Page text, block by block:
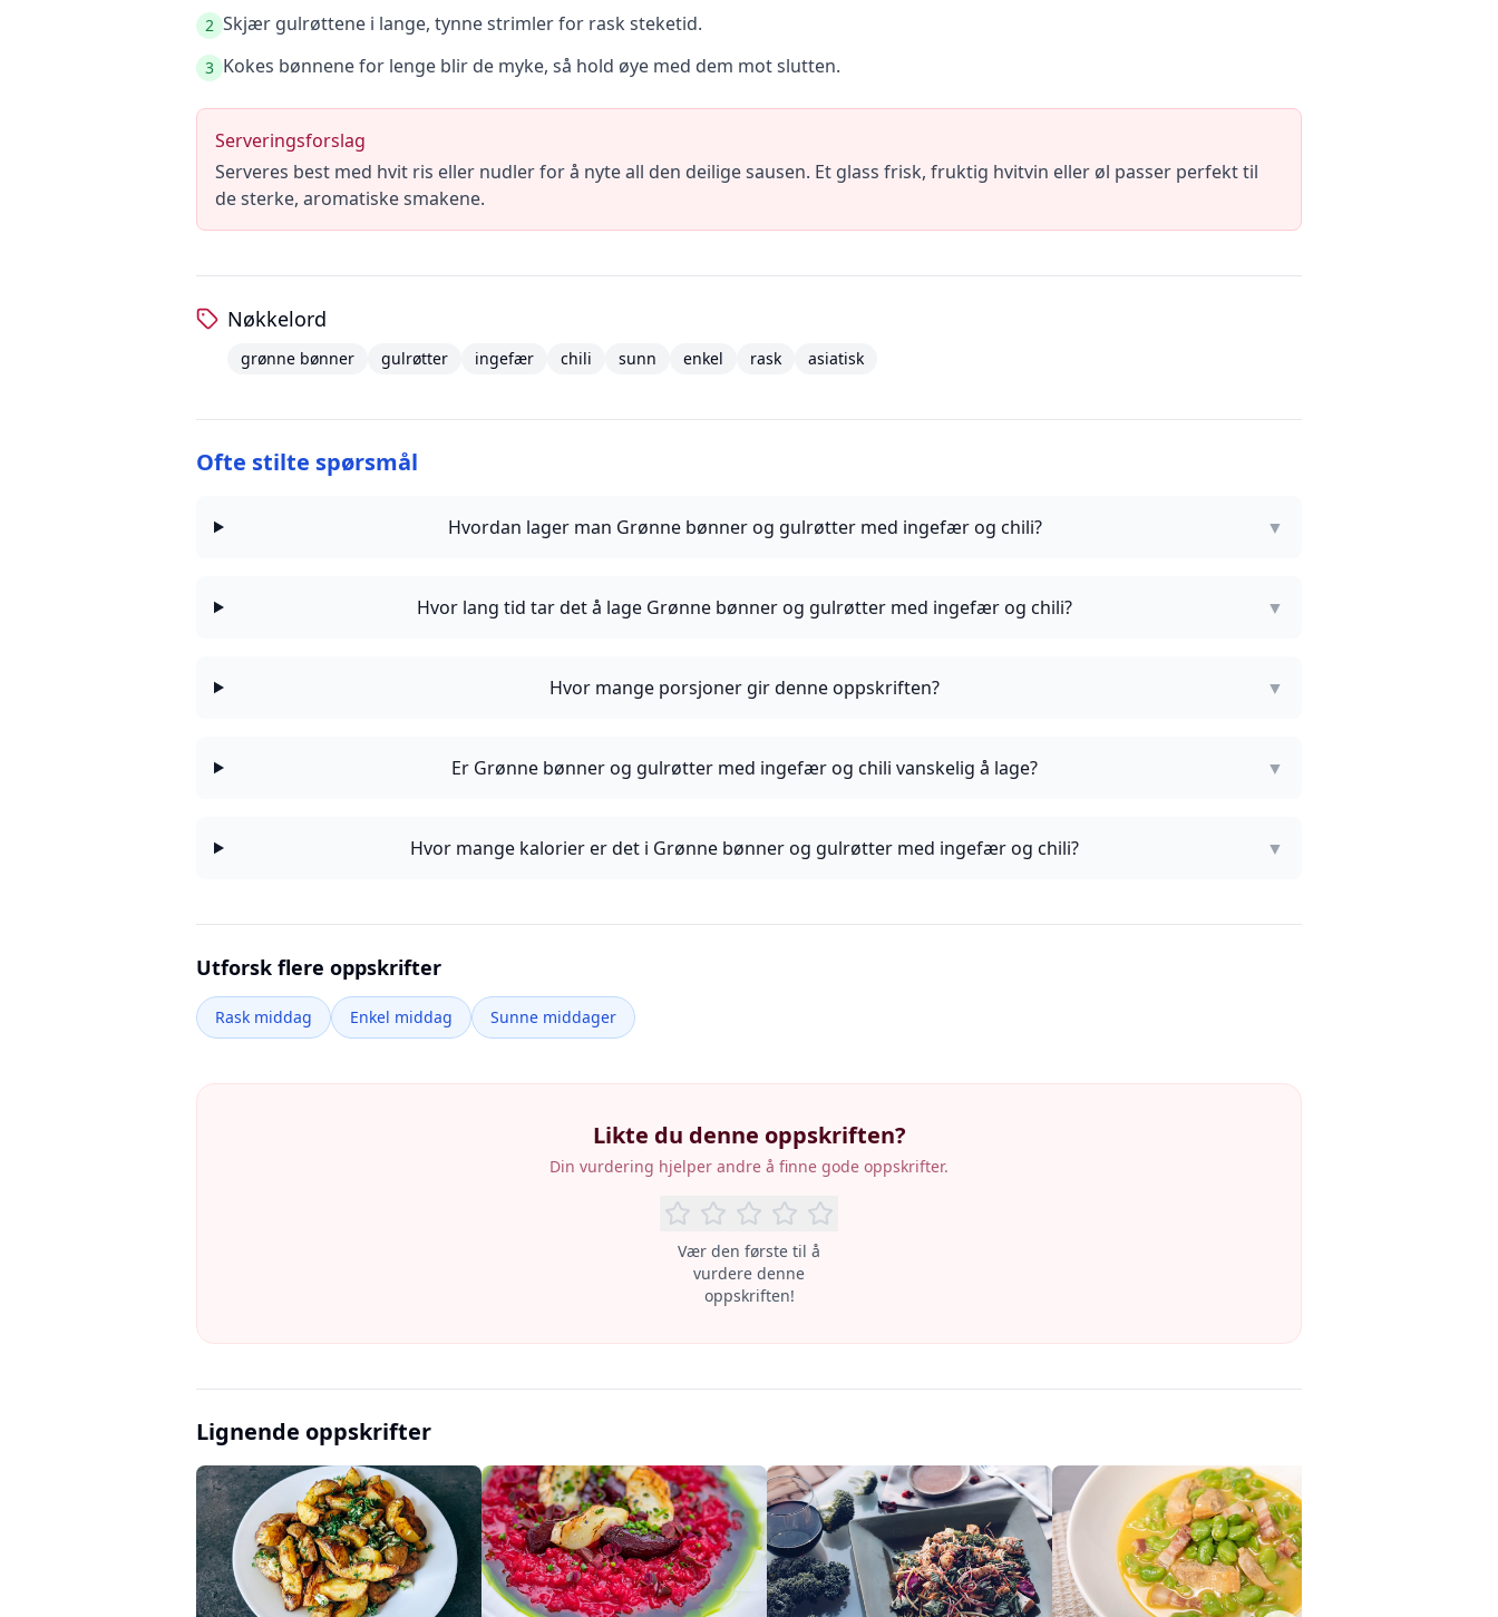
2 Skjær gulrøttene i lange, tynne strimler for rask steketid.
3 Kokes bønnene for lenge blir de myke, så hold øye med dem mot slutten.
Serveringsforslag
Serveres best med hvit ris eller nudler for å nyte all den deilige sausen. Et glass frisk, fruktig hvitvin eller øl passer perfekt til
de sterke, aromatiske smakene.
Nøkkelord
grønne bønner gulrøtter ingefær chili sunn enkel rask asiatisk
Ofte stilte spørsmål
Hvordan lager man Grønne bønner og gulrøtter med ingefær og chili? ▼
Hvor lang tid tar det å lage Grønne bønner og gulrøtter med ingefær og chili? ▼
Hvor mange porsjoner gir denne oppskriften? ▼
Er Grønne bønner og gulrøtter med ingefær og chili vanskelig å lage? ▼
Hvor mange kalorier er det i Grønne bønner og gulrøtter med ingefær og chili? ▼
Utforsk flere oppskrifter
Rask middag Enkel middag Sunne middager
Likte du denne oppskriften?
Din vurdering hjelper andre å finne gode oppskrifter.
Vær den første til å
vurdere denne
oppskriften!
Lignende oppskrifter